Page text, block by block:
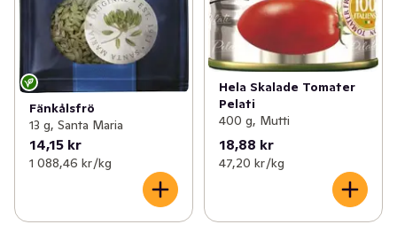
Fänkålsfrö
13 g, Santa Maria
14,15 kr
1 088,46 kr /kg
Hela Skalade Tomater
Pelati
400 g, Mutti
18,88 kr
47,20 kr /kg